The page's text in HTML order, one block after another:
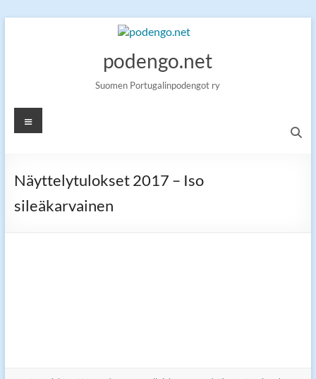
podengo.net
Suomen Portugalinpodengot ry
Valikko
Näyttelytulokset 2017 – Iso
sileäkarvainen